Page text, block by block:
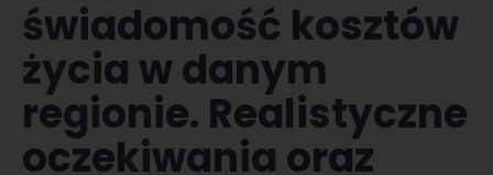
świadomość kosztów
życia w danym
regionie. Realistyczne
oczekiwania oraz